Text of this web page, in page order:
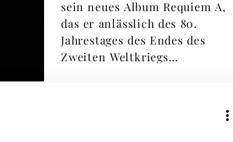
sein neues Album Requiem A,
das er anlässlich des 80.
Jahrestages des Endes des
Zweiten Weltkriegs